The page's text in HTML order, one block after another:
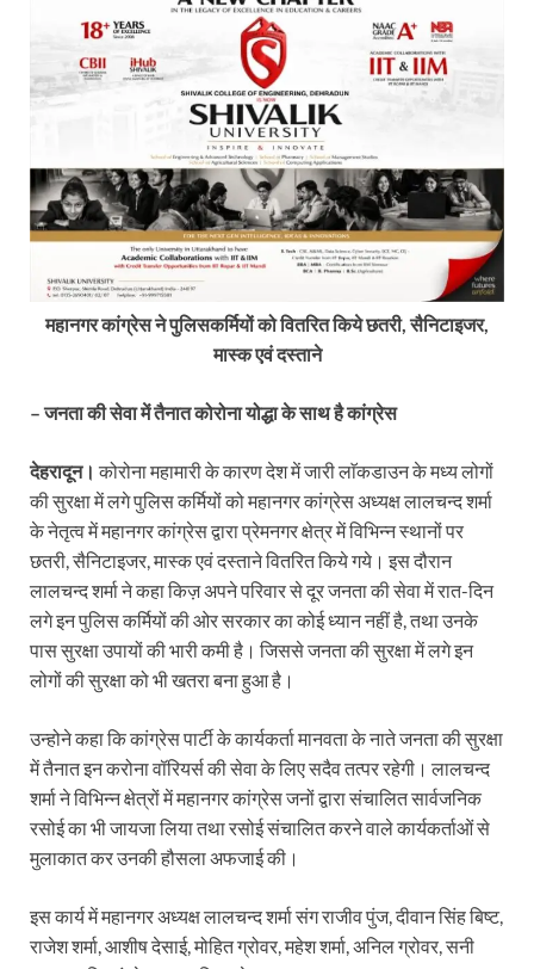
महानगर कांग्रेस ने पुलिसकर्मियों को वितरित किये छतरी, सैनिटाइजर,
मास्क एवं दस्ताने
– जनता की सेवा में तैनात कोरोना योद्धा के साथ है कांग्रेस
देहरादून।कोरोना महामारी के कारण देश में जारी लाॅकडाउन के मध्य लोगों
की सुरक्षा में लगे पुलिस कर्मियों को महानगर कांग्रेस अध्यक्ष लालचन्द शर्मा
के नेतृत्व में महानगर कांग्रेस द्वारा प्रेमनगर क्षेत्र में विभिन्न स्थानों पर
छतरी, सैनिटाइजर, मास्क एवं दस्ताने वितरित किये गये। इस दौरान
लालचन्द शर्मा ने कहा किज़ अपने परिवार से दूर जनता की सेवा में रात-दिन
लगे इन पुलिस कर्मियों की ओर सरकार का कोई ध्यान नहीं है, तथा उनके
पास सुरक्षा उपायों की भारी कमी है। जिससे जनता की सुरक्षा में लगे इन
लोगों की सुरक्षा को भी खतरा बना हुआ है।
उन्होने कहा कि कांग्रेस पार्टी के कार्यकर्ता मानवता के नाते जनता की सुरक्षा
में तैनात इन करोना वॉरियर्स की सेवा के लिए सदैव तत्पर रहेगी। लालचन्द
शर्मा ने विभिन्न क्षेत्रों में महानगर कांग्रेस जनों द्वारा संचालित सार्वजनिक
रसोई का भी जायजा लिया तथा रसोई संचालित करने वाले कार्यकर्ताओं से
मुलाकात कर उनकी हौसला अफजाई की।
इस कार्य में महानगर अध्यक्ष लालचन्द शर्मा संग राजीव पुंज, दीवान सिंह बिष्ट,
राजेश शर्मा, आशीष देसाई, मोहित ग्रोवर, महेश शर्मा, अनिल ग्रोवर, सनी